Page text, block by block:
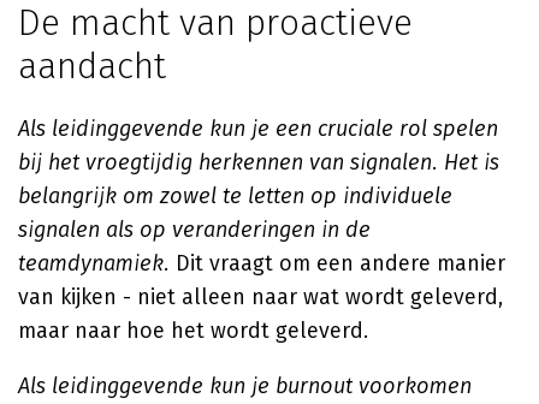
De macht van proactieve
aandacht
Als leidinggevende kun je een cruciale rol spelen
bij het vroegtijdig herkennen van signalen. Het is
belangrijk om zowel te letten op individuele
signalen als op veranderingen in de
teamdynamiek. Dit vraagt om een andere manier
van kijken - niet alleen naar wat wordt geleverd,
maar naar hoe het wordt geleverd.
Als leidinggevende kun je burnout voorkomen